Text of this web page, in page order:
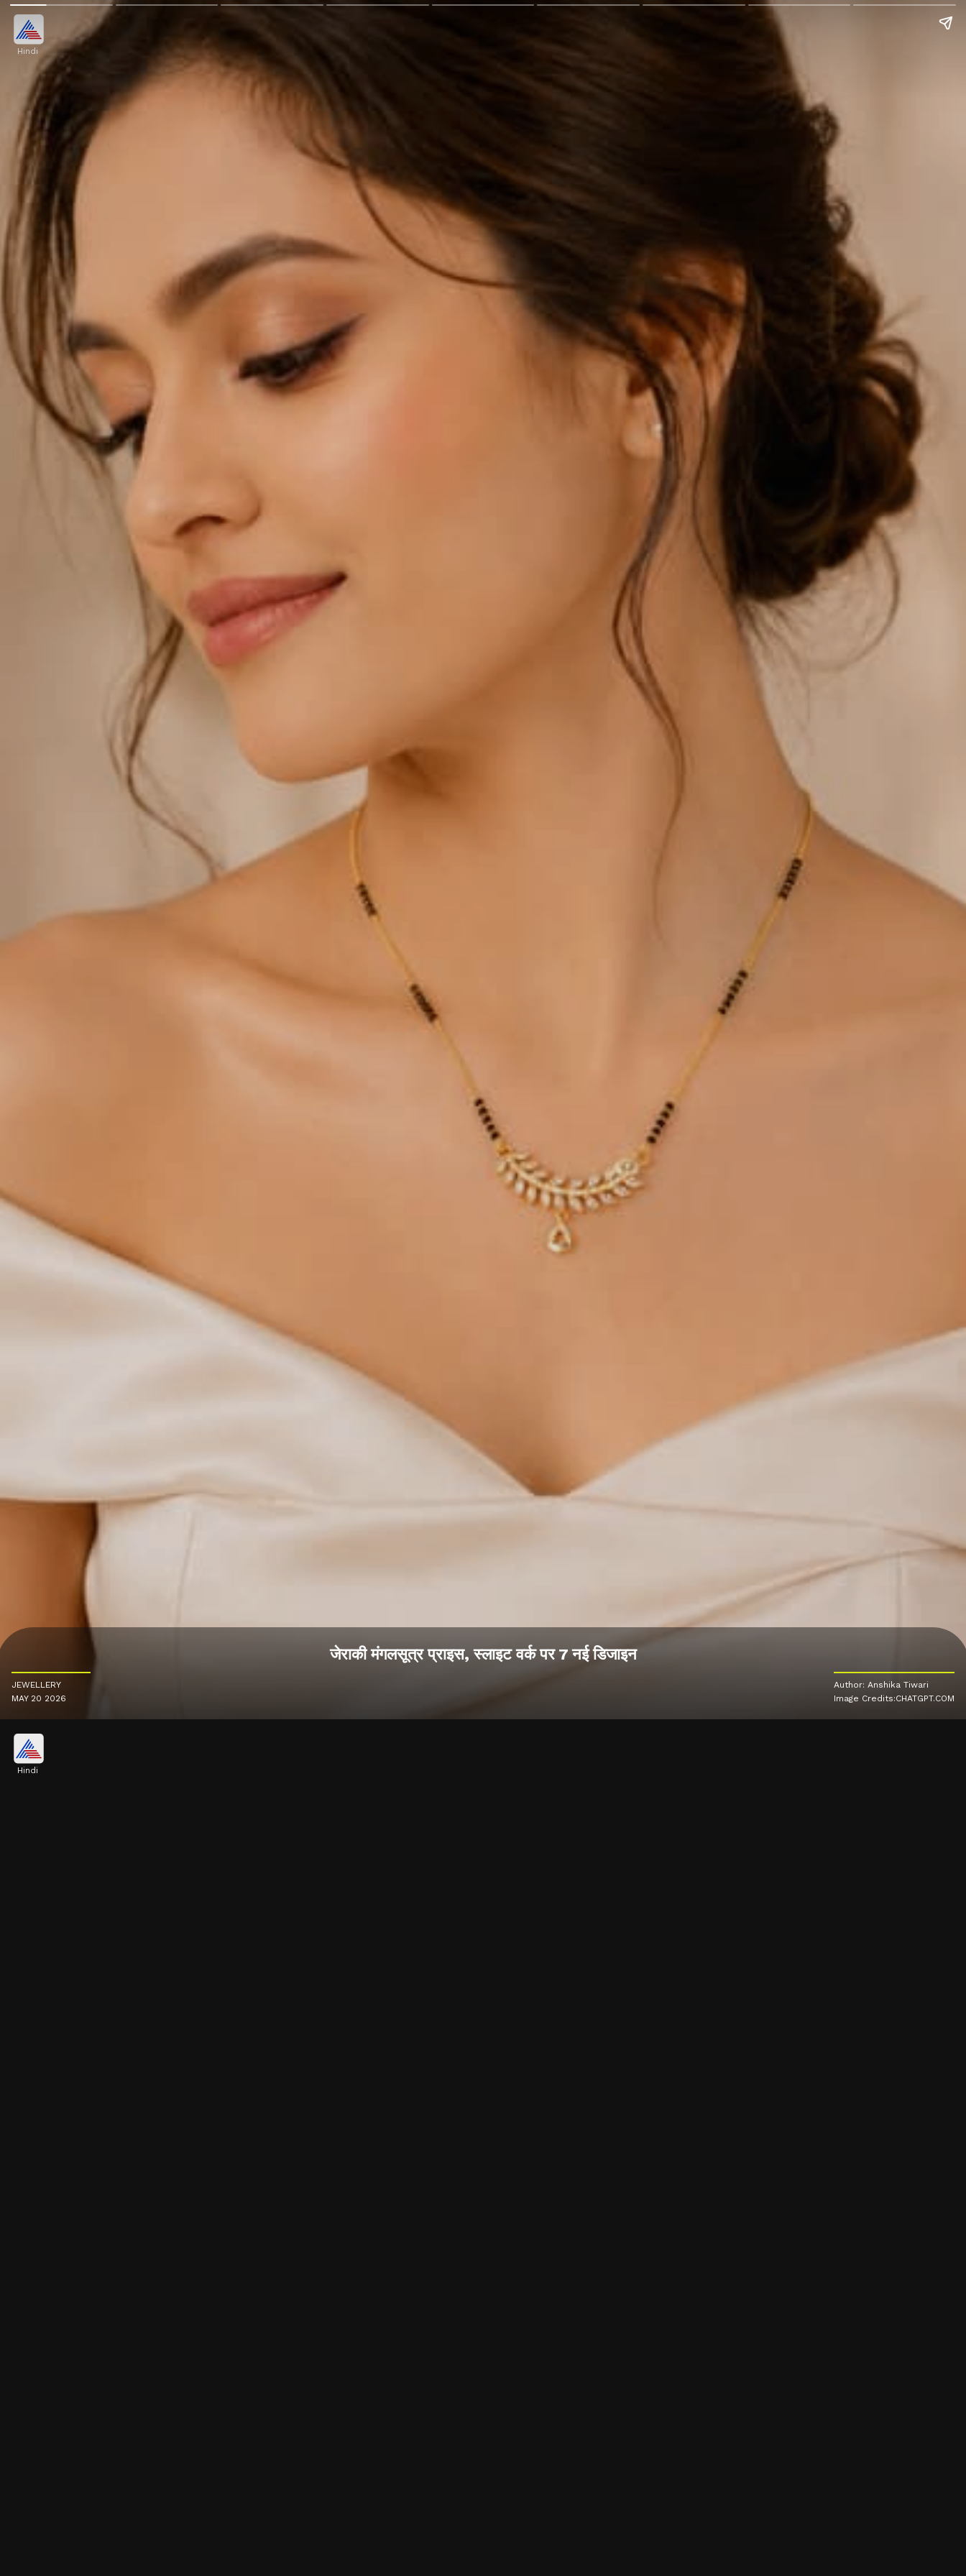
Hindi
जेराकी मंगलसूत्र प्राइस, स्लाइट वर्क पर 7 नई डिजाइन
JEWELLERY
MAY 20 2026
Author: Anshika Tiwari
Image Credits:CHATGPT.COM
Hindi